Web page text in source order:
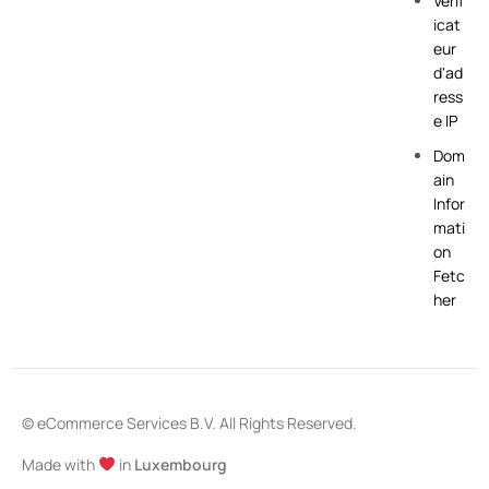
icat
eur
d'ad
ress
e IP
Dom
ain
Infor
mati
on
Fetc
her
© eCommerce Services B.V. All Rights Reserved.
Made with
in Luxembourg